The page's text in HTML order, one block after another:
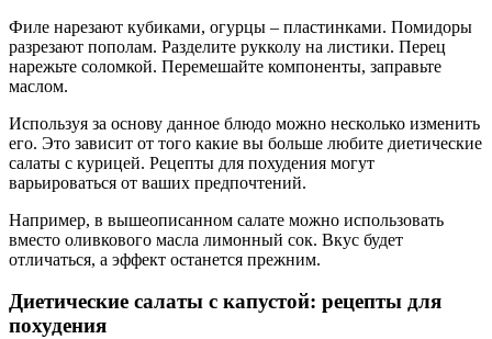
Филе нарезают кубиками, огурцы – пластинками. Помидоры
разрезают пополам. Разделите рукколу на листики. Перец
нарежьте соломкой. Перемешайте компоненты, заправьте
маслом.
Используя за основу данное блюдо можно несколько изменить
его. Это зависит от того какие вы больше любите диетические
салаты с курицей. Рецепты для похудения могут
варьироваться от ваших предпочтений.
Например, в вышеописанном салате можно использовать
вместо оливкового масла лимонный сок. Вкус будет
отличаться, а эффект останется прежним.
Диетические салаты с капустой: рецепты для
похудения